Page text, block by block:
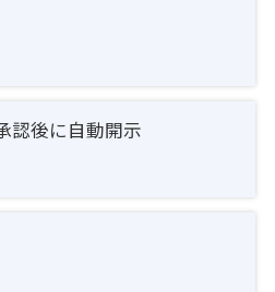
認後に自動開示